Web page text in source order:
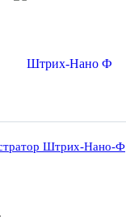
Штрих-Нано-Ф